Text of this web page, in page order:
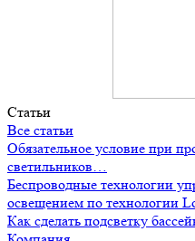
Статьи
Все статьи
Обязательное условие при
светильников…
Беспроводные технологии
освещением по технологии
Как сделать подсветку